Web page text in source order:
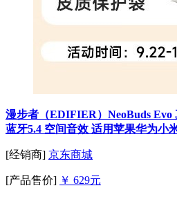
漫步者（EDIFIER）NeoBuds Evo
蓝牙5.4 空间音效 适用苹果华为小
[经销商] 京东商城
[产品售价] ￥ 629元